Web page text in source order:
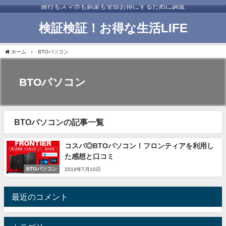
旅行もスマホも娯楽も全部お得にするために調査
検証検証！お得な生活LIFE
ホーム BTOパソコン
BTOパソコン
BTOパソコンの記事一覧
BTOパソコン
コスパ◎BTOパソコン！フロンティアを利用し
た感想と口コミ
2019年7月10日
最近のコメント